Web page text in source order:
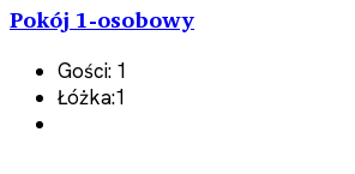
Pokój 1-osobowy
Gości: 1
Łóżka:1